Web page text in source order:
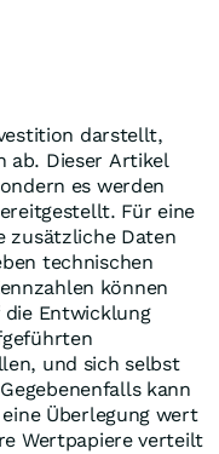
darstellt,
ab. Dieser Artikel
es werden
Für eine
zusätzliche Daten
technischen
können
die Entwicklung
und sich selbst
kann
Überlegung wert
Wertpapiere verteilt